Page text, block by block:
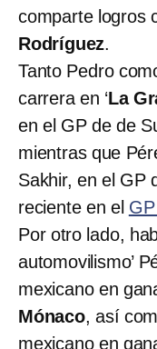
comparte logros
Rodríguez.
Tanto Pedro
carrera en ‘La
en el GP de de
mientras que
Sakhir, en el GP
reciente en el
Por otro lado,
automovilismo’
mexicano en
Mónaco, así
mexicano en